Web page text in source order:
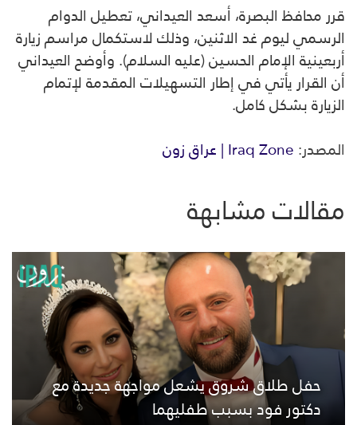
قرر محافظ البصرة، أسعد العيداني، تعطيل الدوام
الرسمي ليوم غد الاثنين، وذلك لاستكمال مراسم زيارة
أربعينية الإمام الحسين (عليه السلام). وأوضح العيداني
أن القرار يأتي في إطار التسهيلات المقدمة لإتمام
الزيارة بشكل كامل.
المصدر:Iraq Zone | عراق زون
مقالات مشابهة
حفل طلاق شروق يشعل مواجهة جديدة مع
دكتور فود بسبب طفليهما